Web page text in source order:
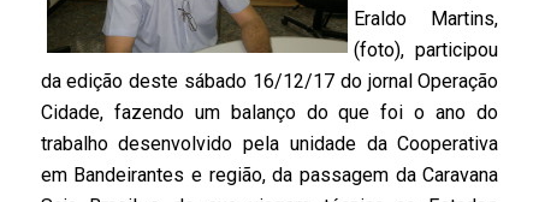
Eraldo Martins,
(foto), participou
da edição deste sábado 16/12/17 do jornal Operação
Cidade, fazendo um balanço do que foi o ano do
trabalho desenvolvido pela unidade da Cooperativa
em Bandeirantes e região, da passagem da Caravana